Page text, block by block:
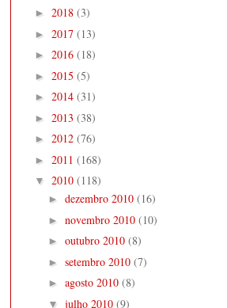
► 2018 (3)
► 2017 (13)
► 2016 (18)
► 2015 (5)
► 2014 (31)
► 2013 (38)
► 2012 (76)
► 2011 (168)
▼ 2010 (118)
► dezembro 2010 (16)
► novembro 2010 (10)
► outubro 2010 (8)
► setembro 2010 (7)
► agosto 2010 (8)
▼ julho 2010 (9)